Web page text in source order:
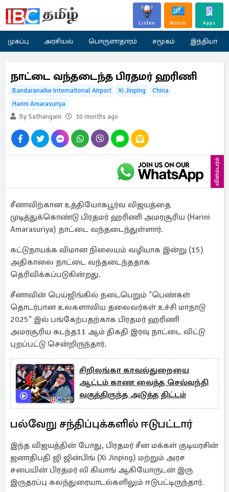
Listen Watch Apps
முகப்பு அரசியல் பொருளாதாரம் சமூகம் இந்தியா
நாட்டை வந்தடைந்த பிரதமர் ஹரிணி
Bandaranaike International Airport Xi Jinping
China
Harini Amarasuriya
By Sathangani
10 months ago
விளம்பரம்
சீனாவிற்கான உத்தியோகபூர்வ விஜயத்தை
முடித்துக்கொண்டு பிரதமர் ஹரிணி அமரசூரிய (Harini
Amarasuriya) நாட்டை வந்தடைந்துள்ளார்.
கட்டுநாயக்க விமான நிலையம் வழியாக இன்று (15)
அதிகாலை நாட்டை வந்தடைந்ததாக
தெரிவிக்கப்படுகின்றது.
சீனாவின் பெய்ஜிங்கில் நடைபெறும் "பெண்கள்
தொடர்பான உலகளாவிய தலைவர்கள் உச்சி மாநாடு
2025" இல் பங்கேற்பதற்காக பிரதமர் ஹரிணி
அமரசூரிய கடந்த11 ஆம் திகதி இரவு நாட்டை விட்டு
புறப்பட்டு சென்றிருந்தார்.
சிறிலங்கா காவல்துறையை
ஆட்டம் காண வைத்த செவ்வந்தி
வகுத்திருந்த அடுத்த திட்டம்
பல்வேறு சந்திப்புக்களில் ஈடுபட்டார்
இந்த விஜயத்தின் போது, ​​பிரதமர் சீன மக்கள் குடியரசின்
ஜனாதிபதி ஜி ஜின்பிங் (Xi Jinping) மற்றும் அரச
சபையின் பிரதமர் லி கியாங் ஆகியோருடன் இரு
இருதரப்பு கலந்துரையாடல்களிலும் ஈடுபட்டிருந்தார்.